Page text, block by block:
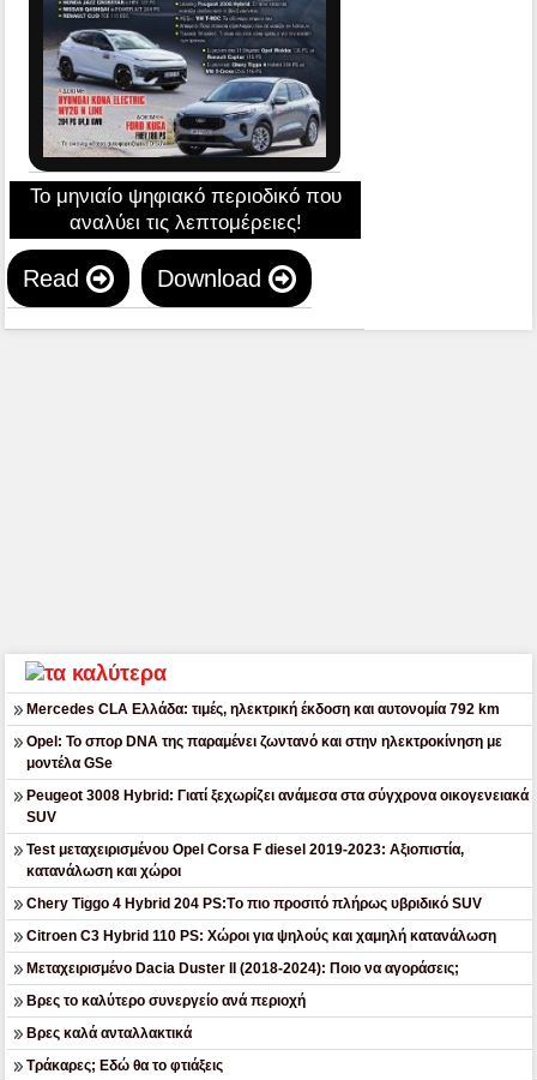
Το μηνιαίο ψηφιακό περιοδικό που
αναλύει τις λεπτομέρειες!
Read Download
Mercedes CLA Ελλάδα: τιμές, ηλεκτρική έκδοση και αυτονομία 792 km
Opel: Το σπορ DNA της παραμένει ζωντανό και στην ηλεκτροκίνηση με
μοντέλα GSe
Peugeot 3008 Hybrid: Γιατί ξεχωρίζει ανάμεσα στα σύγχρονα οικογενειακά
SUV
Test μεταχειρισμένου Opel Corsa F diesel 2019-2023: Αξιοπιστία,
κατανάλωση και χώροι
Chery Tiggo 4 Hybrid 204 PS:Tο πιο προσιτό πλήρως υβριδικό SUV
Citroen C3 Hybrid 110 PS: Χώροι για ψηλούς και χαμηλή κατανάλωση
Μεταχειρισμένο Dacia Duster II (2018-2024): Ποιο να αγοράσεις;
Βρες το καλύτερο συνεργείο ανά περιοχή
Βρες καλά ανταλλακτικά
Τράκαρες; Εδώ θα το φτιάξεις